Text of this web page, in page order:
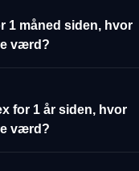
1 måned siden, hvor
værd?
for 1 år siden, hvor
værd?